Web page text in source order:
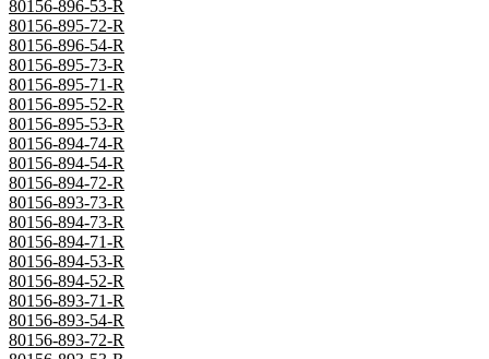
80156-896-53-R
80156-895-72-R
80156-896-54-R
80156-895-73-R
80156-895-71-R
80156-895-52-R
80156-895-53-R
80156-894-74-R
80156-894-54-R
80156-894-72-R
80156-893-73-R
80156-894-73-R
80156-894-71-R
80156-894-53-R
80156-894-52-R
80156-893-71-R
80156-893-54-R
80156-893-72-R